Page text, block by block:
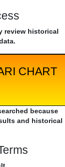
review historical
CHART
because
and historical